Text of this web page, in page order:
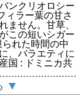
ンクリオロシー
ィラー葉の甘さ
ません。甘草、
この短いシガー
れた時間の中
、バラエティに
国 : ドミニカ共
▼